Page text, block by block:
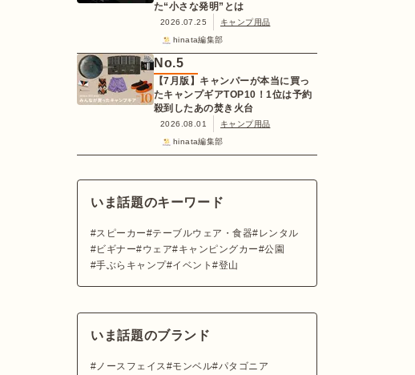
た“小さな発明”とは
2026.07.25
キャンプ用品
hinata編集部
No.5
【7月版】キャンパーが本当に買っ
たキャンプギアTOP10！1位は予約
殺到したあの焚き火台
2026.08.01
キャンプ用品
hinata編集部
いま話題のキーワード
スピーカー テーブルウェア・食器
レンタル
ビギナー
ウェア キャンピングカー
公園
手ぶらキャンプ イベント 登山
いま話題のブランド
ノースフェイス モンベル パタゴニア